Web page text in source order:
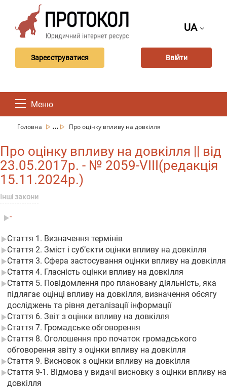
UA
Зареєструватися Ввійти
Меню
Головна ... Про оцінку впливу на довкілля
Про оцінку впливу на довкілля || від
23.05.2017р. - № 2059-VIII(редакція
15.11.2024р.)
Інші закони
-
Стаття 1. Визначення термінів
Стаття 2. Зміст і суб’єкти оцінки впливу на довкілля
Стаття 3. Сфера застосування оцінки впливу на довкілля
Стаття 4. Гласність оцінки впливу на довкілля
Стаття 5. Повідомлення про плановану діяльність, яка
підлягає оцінці впливу на довкілля, визначення обсягу
досліджень та рівня деталізації інформації
Стаття 6. Звіт з оцінки впливу на довкілля
Стаття 7. Громадське обговорення
Стаття 8. Оголошення про початок громадського
обговорення звіту з оцінки впливу на довкілля
Стаття 9. Висновок з оцінки впливу на довкілля
Стаття 9-1. Відмова у видачі висновку з оцінки впливу на
довкілля